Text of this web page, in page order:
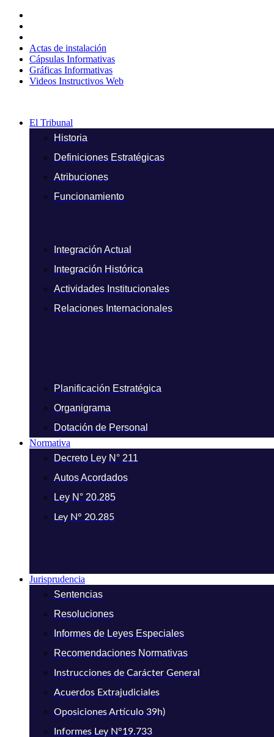
contenido
Actas de instalación
Cápsulas Informativas
Gráficas Informativas
Videos Instructivos Web
El Tribunal
Historia
Definiciones Estratégicas
Atribuciones
Funcionamiento
Integración Actual
Integración Histórica
Actividades Institucionales
Relaciones Internacionales
Planificación Estratégica
Organigrama
Dotación de Personal
Normativa
Decreto Ley N° 211
Autos Acordados
Ley N° 20.285
Ley N° 20.285
Jurisprudencia
Sentencias
Resoluciones
Informes de Leyes Especiales
Recomendaciones Normativas
Instrucciones de Carácter General
Acuerdos Extrajudiciales
Oposiciones Artículo 39h)
Informes Ley N°19.733